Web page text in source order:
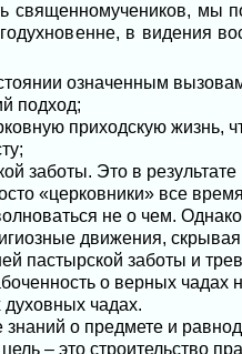
священномучеников, мы
в видения
означенным
подход;
приходскую жизнь,
заботы. Это в
«церковники» все
не о чем.
движения,
пастырской заботы и
о верных чадах
чадах.
о предмете и
– это строительство